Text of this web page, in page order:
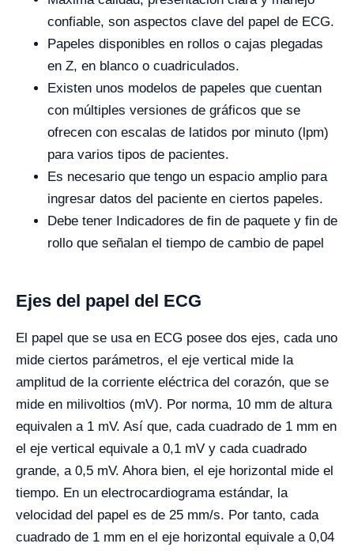
confiable, son aspectos clave del papel de ECG.
Papeles disponibles en rollos o cajas plegadas
en Z, en blanco o cuadriculados.
Existen unos modelos de papeles que cuentan
con múltiples versiones de gráficos que se
ofrecen con escalas de latidos por minuto (lpm)
para varios tipos de pacientes.
Es necesario que tengo un espacio amplio para
ingresar datos del paciente en ciertos papeles.
Debe tener Indicadores de fin de paquete y fin de
rollo que señalan el tiempo de cambio de papel
Ejes del papel del ECG
El papel que se usa en ECG posee dos ejes, cada uno
mide ciertos parámetros, el eje vertical mide la
amplitud de la corriente eléctrica del corazón, que se
mide en milivoltios (mV). Por norma, 10 mm de altura
equivalen a 1 mV. Así que, cada cuadrado de 1 mm en
el eje vertical equivale a 0,1 mV y cada cuadrado
grande, a 0,5 mV. Ahora bien, el eje horizontal mide el
tiempo. En un electrocardiograma estándar, la
velocidad del papel es de 25 mm/s. Por tanto, cada
cuadrado de 1 mm en el eje horizontal equivale a 0,04